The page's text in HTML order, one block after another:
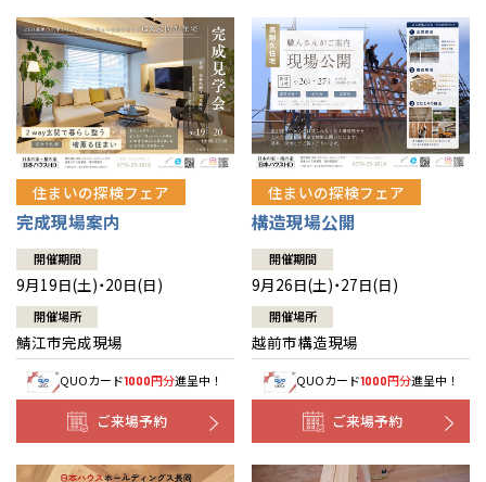
住まいの探検フェア
完成現場案内
開催期間
9月19日(土)・20日(日)
開催場所
鯖江市完成現場
QUOカード1000円分進呈中！
ご来場予約
住まいの探検フェア
構造現場公開
開催期間
9月26日(土)・27日(日)
開催場所
越前市構造現場
QUOカード1000円分進呈中！
ご来場予約